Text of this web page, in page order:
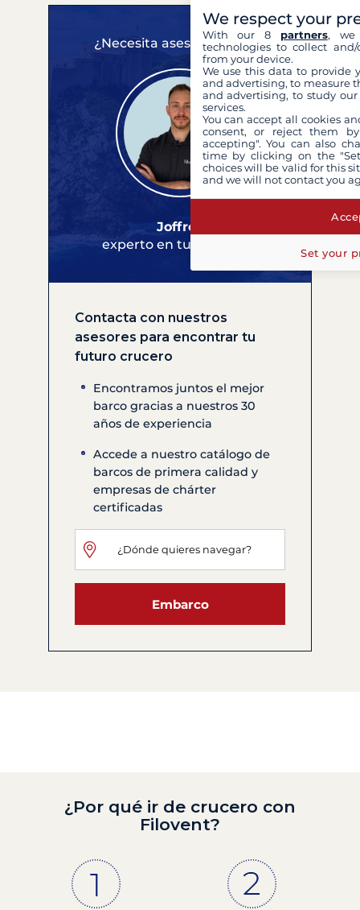
¿Necesita asesoramiento?
Joffrey
experto en tus cruceros
Contacta con nuestros
asesores para encontrar tu
futuro crucero
Encontramos juntos el mejor
barco gracias a nuestros 30
años de experiencia
Accede a nuestro catálogo de
barcos de primera calidad y
empresas de chárter
certificadas
Embarco
¿Por qué ir de crucero con
Filovent?
We respect your
With our 8 partners, we
technologies to collect
from your device.
We use this data to provide
and advertising, to measure
and advertising, to study
services.
You can accept all cookies
consent, or reject them
accepting". You can also
time by clicking on the
choices will be valid for this
and we will not contact you
Set your